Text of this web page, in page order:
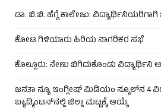
ಡಾ. ಬಿ.ಬಿ. ಹೆಗ್ಡೆ ಕಾಲೇಜು:
ಕೋಟ ಗಿಳಿಯಾರು ಹಿರಿಯ ನಾಗರಿಕರ ಸಭೆ
ಕೊಲ್ಲೂರು: ನೇಣು ಬಿಗಿದುಕೊಂಡು ವಿದ್ಯಾರ್ಥಿನಿ
ಜನತಾ ನ್ಯೂ ಇಂಗ್ಲೀಷ್ ಮಿಡಿಯಂ ಸ್ಕೂಲ್‌ನ 4
ಬ್ಯಾಡ್ಮಿಂಟನ್‌ನಲ್ಲಿ ಜಿಲ್ಲಾ ಮಟ್ಟಕ್ಕೆ ಆಯ್ಕೆ